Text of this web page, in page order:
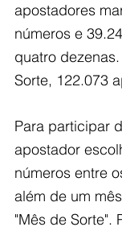
apostadores
números e
quatro
Sorte, 122.073
Para participar
apostador
números entre
além de um
"Mês de Sorte".